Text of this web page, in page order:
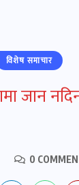
विशेष समाचार
जान
0